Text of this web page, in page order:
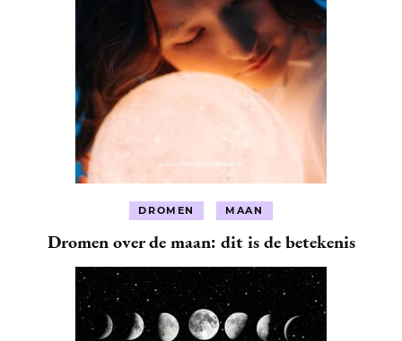
DROMEN MAAN
Dromen over de maan: dit is de betekenis